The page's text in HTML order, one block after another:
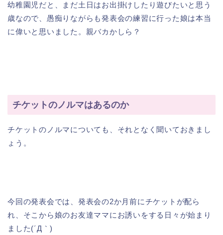
幼稚園児だと、まだ土日はお出掛けしたり遊びたいと思う
歳なので、愚痴りながらも発表会の練習に行った娘は本当
に偉いと思いました。親バカかしら？
チケットのノルマはあるのか
チケットのノルマについても、それとなく聞いておきまし
ょう。
今回の発表会では、発表会の2か月前にチケットが配ら
れ、そこから娘のお友達ママにお誘いをする日々が始まり
ました(´Д｀)